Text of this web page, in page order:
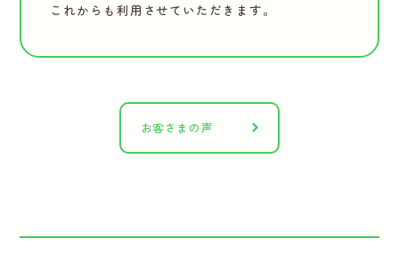
これからも利用させていただきます。
お客さまの声